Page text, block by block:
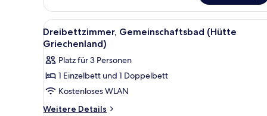
Gemeinschaftsbad
(Campingwagen
England)
Alle
Fotos
für
Dreibettzimmer,
Gemeinschaftsbad
(Hütte
Griechenland)
Dreibettzimmer,
3
Dreibettzimmer, Gemeinschaftsbad (Hütte
Griechenland)
Platz für 3 Personen
1 Einzelbett und 1 Doppelbett
Kostenloses WLAN
Weitere Details
Weitere